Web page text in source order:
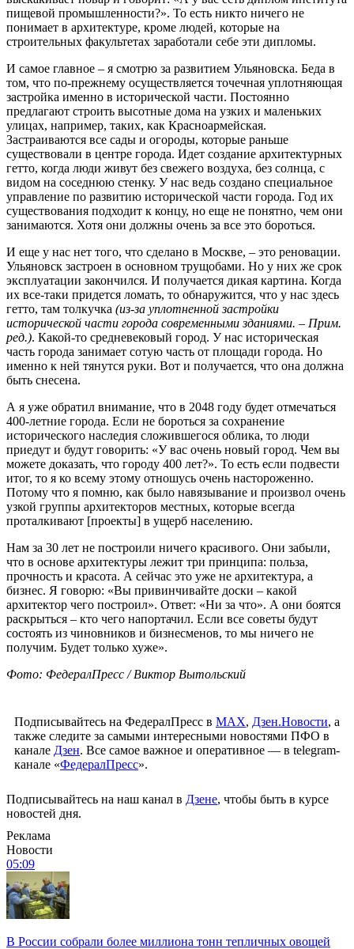
пищевой промышленности?». То есть никто ничего не
понимает в архитектуре, кроме людей, которые на
строительных факультетах заработали себе эти дипломы.
И самое главное – я смотрю за развитием Ульяновска. Беда в
том, что по-прежнему осуществляется точечная уплотняющая
застройка именно в исторической части. Постоянно
предлагают строить высотные дома на узких и маленьких
улицах, например, таких, как Красноармейская.
Застраиваются все сады и огороды, которые раньше
существовали в центре города. Идет создание архитектурных
гетто, когда люди живут без свежего воздуха, без солнца, с
видом на соседнюю стенку. У нас ведь создано специальное
управление по развитию исторической части города. Год их
существования подходит к концу, но еще не понятно, чем они
занимаются. Хотя они должны очень за все это бороться.
И еще у нас нет того, что сделано в Москве, – это реновации.
Ульяновск застроен в основном трущобами. Но у них же срок
эксплуатации закончился. И получается дикая картина. Когда
их все-таки придется ломать, то обнаружится, что у нас здесь
гетто, там толкучка (из-за уплотненной застройки
исторической части города современными зданиями. – Прим.
ред.). Какой-то средневековый город. У нас историческая
часть города занимает сотую часть от площади города. Но
именно к ней тянутся руки. Вот и получается, что она должна
быть снесена.
А я уже обратил внимание, что в 2048 году будет отмечаться
400-летние города. Если не бороться за сохранение
исторического наследия сложившегося облика, то люди
приедут и будут говорить: «У вас очень новый город. Чем вы
можете доказать, что городу 400 лет?». То есть если подвести
итог, то я ко всему этому отношусь очень настороженно.
Потому что я помню, как было навязывание и произвол очень
узкой группы архитекторов местных, которые всегда
проталкивают [проекты] в ущерб населению.
Нам за 30 лет не построили ничего красивого. Они забыли,
что в основе архитектуры лежит три принципа: польза,
прочность и красота. А сейчас это уже не архитектура, а
бизнес. Я говорю: «Вы привинчивайте доски – какой
архитектор чего построил». Ответ: «Ни за что». А они боятся
раскрыться – кто чего напортачил. Если все советы будут
состоять из чиновников и бизнесменов, то мы ничего не
получим. Будет только хуже».
Фото: ФедералПресс / Виктор Вытольский
Подписывайтесь на ФедералПресс в МАХ, Дзен.Новости, а
также следите за самыми интересными новостями ПФО в
канале Дзен. Все самое важное и оперативное — в telegram-
канале «ФедералПресс».
Подписывайтесь на наш канал в Дзене, чтобы быть в курсе
новостей дня.
Реклама
Новости
05:09
В России собрали более миллиона тонн тепличных овощей